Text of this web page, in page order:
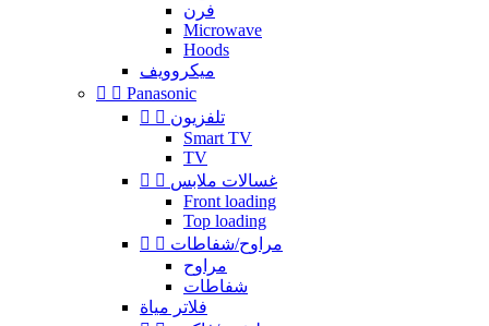
فرن
Microwave
Hoods
ميكروويف
  Panasonic
  تلفزيون
Smart TV
TV
  غسالات ملابس
Front loading
Top loading
  مراوح/شفاطات
مراوح
شفاطات
فلاتر مياة